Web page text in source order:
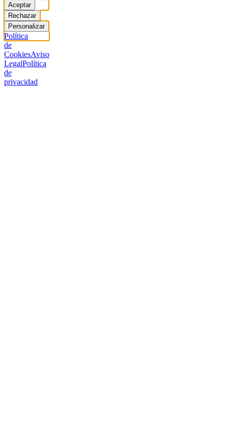
Aceptar
Rechazar
Personalizar
Política
de
CookiesAviso
LegalPolítica
de
privacidad